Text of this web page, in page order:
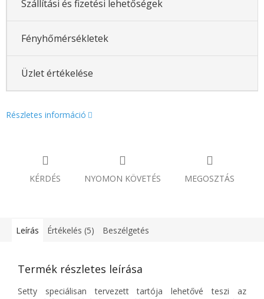
Szállítási és fizetési lehetőségek
Fényhőmérsékletek
Üzlet értékelése
Részletes információ
KÉRDÉS NYOMON KÖVETÉS MEGOSZTÁS
Leírás Értékelés (5) Beszélgetés
Termék részletes leírása
Setty speciálisan tervezett tartója lehetővé teszi az